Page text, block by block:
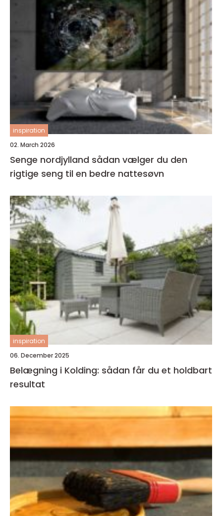
inspiration
02. March 2026
Senge nordjylland sådan vælger du den
rigtige seng til en bedre nattesøvn
inspiration
06. December 2025
Belægning i Kolding: sådan får du et holdbart
resultat